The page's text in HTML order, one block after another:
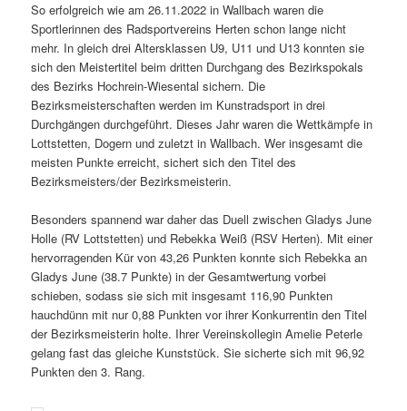
So erfolgreich wie am 26.11.2022 in Wallbach waren die
Sportlerinnen des Radsportvereins Herten schon lange nicht
mehr. In gleich drei Altersklassen U9, U11 und U13 konnten sie
sich den Meistertitel beim dritten Durchgang des Bezirkspokals
des Bezirks Hochrein-Wiesental sichern. Die
Bezirksmeisterschaften werden im Kunstradsport in drei
Durchgängen durchgeführt. Dieses Jahr waren die Wettkämpfe in
Lottstetten, Dogern und zuletzt in Wallbach. Wer insgesamt die
meisten Punkte erreicht, sichert sich den Titel des
Bezirksmeisters/der Bezirksmeisterin.
Besonders spannend war daher das Duell zwischen Gladys June
Holle (RV Lottstetten) und Rebekka Weiß (RSV Herten). Mit einer
hervorragenden Kür von 43,26 Punkten konnte sich Rebekka an
Gladys June (38.7 Punkte) in der Gesamtwertung vorbei
schieben, sodass sie sich mit insgesamt 116,90 Punkten
hauchdünn mit nur 0,88 Punkten vor ihrer Konkurrentin den Titel
der Bezirksmeisterin holte. Ihrer Vereinskollegin Amelie Peterle
gelang fast das gleiche Kunststück. Sie sicherte sich mit 96,92
Punkten den 3. Rang.